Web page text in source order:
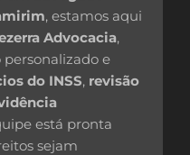
, estamos aqui
Advocacia,
e
do INSS, revisão
está pronta
sejam